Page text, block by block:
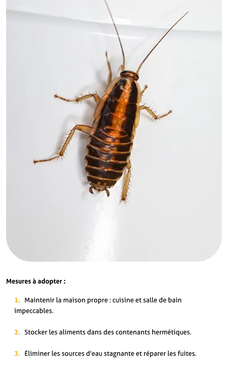
Mesures à adopter :
Maintenir la maison propre : cuisine et salle de bain
impeccables.
Stocker les aliments dans des contenants hermétiques.
Éliminer les sources d’eau stagnante et réparer les fuites.